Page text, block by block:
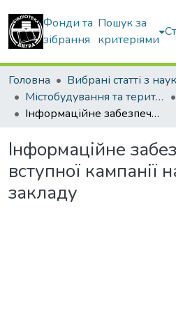
Фонди та
зібрання
Пошук за
критеріями
Головна
Містобудування та територіальне планування
Інформаційне забезпечення вступної кампанії навчального закладу
Інформаційне
вступної кампанії
закладу